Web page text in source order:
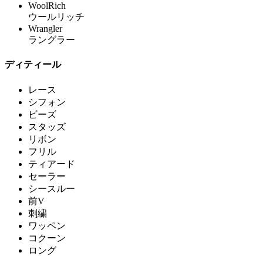
WoolRich
ウールリッチ
Wrangler
ラングラー
ディティール
レース
シフォン
ビーズ
スタッズ
リボン
フリル
ティアード
セーラー
シースルー
前V
刺繍
ワッペン
コクーン
ロング